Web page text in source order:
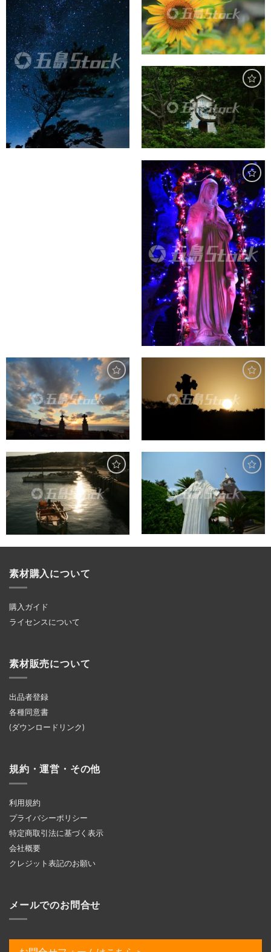
素材購入について
購入ガイド
ライセンスについて
素材販売について
出品者登録
各種同意書
(ダウンロードリンク)
規約・運営・その他
利用規約
プライバシーポリシー
特定商取引法に基づく表示
会社概要
クレジット表記のお願い
メールでのお問合せ